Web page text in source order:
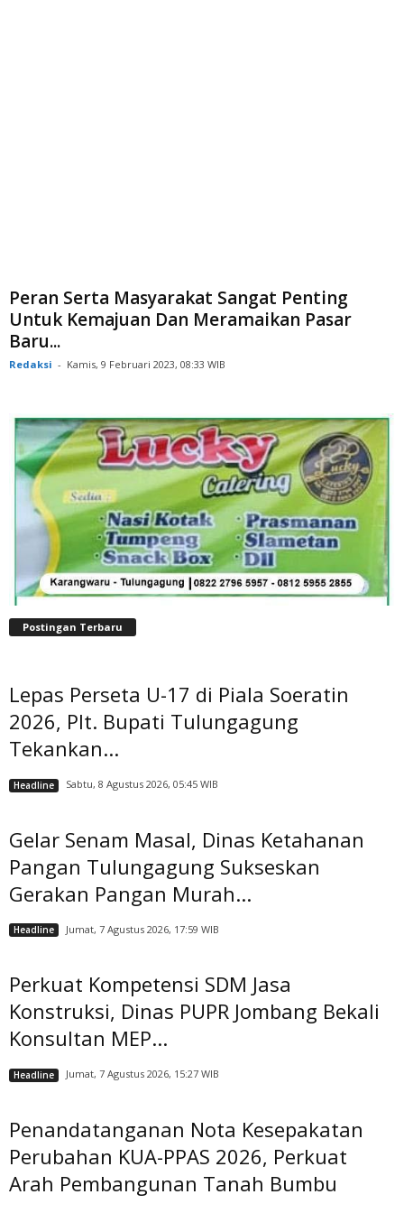
Peran Serta Masyarakat Sangat Penting
Untuk Kemajuan Dan Meramaikan Pasar
Baru...
Redaksi - Kamis, 9 Februari 2023, 08:33 WIB
Postingan Terbaru
Lepas Perseta U-17 di Piala Soeratin
2026, Plt. Bupati Tulungagung
Tekankan...
Headline Sabtu, 8 Agustus 2026, 05:45 WIB
Gelar Senam Masal, Dinas Ketahanan
Pangan Tulungagung Sukseskan
Gerakan Pangan Murah...
Headline Jumat, 7 Agustus 2026, 17:59 WIB
Perkuat Kompetensi SDM Jasa
Konstruksi, Dinas PUPR Jombang Bekali
Konsultan MEP...
Headline Jumat, 7 Agustus 2026, 15:27 WIB
Penandatanganan Nota Kesepakatan
Perubahan KUA-PPAS 2026, Perkuat
Arah Pembangunan Tanah Bumbu